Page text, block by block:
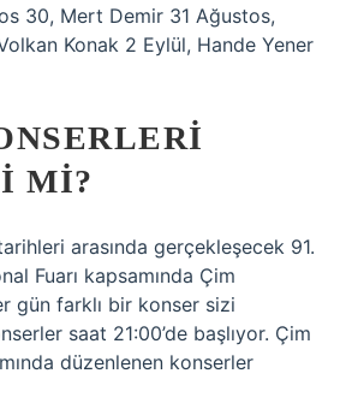
30, Mert Demir 31 Ağustos,
Konak 2 Eylül, Hande Yener
MI?
​​arasında gerçekleşecek 91.
Fuarı kapsamında Çim
gün farklı bir konser sizi
saat 21:00’de başlıyor. Çim
düzenlenen konserler